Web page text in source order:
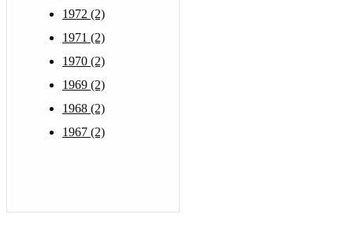
1972 (2)
1971 (2)
1970 (2)
1969 (2)
1968 (2)
1967 (2)